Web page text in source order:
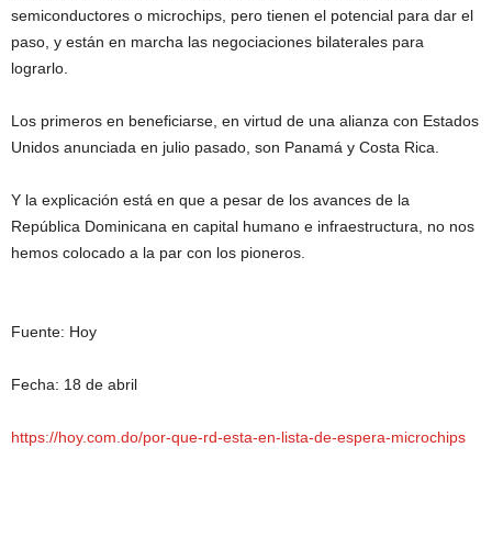
semiconductores o microchips, pero tienen el potencial para dar el
paso, y están en marcha las negociaciones bilaterales para
lograrlo.
Los primeros en beneficiarse, en virtud de una alianza con Estados
Unidos anunciada en julio pasado, son Panamá y Costa Rica.
Y la explicación está en que a pesar de los avances de la
República Dominicana en capital humano e infraestructura, no nos
hemos colocado a la par con los pioneros.
Fuente: Hoy
Fecha: 18 de abril
https://hoy.com.do/por-que-rd-esta-en-lista-de-espera-microchips